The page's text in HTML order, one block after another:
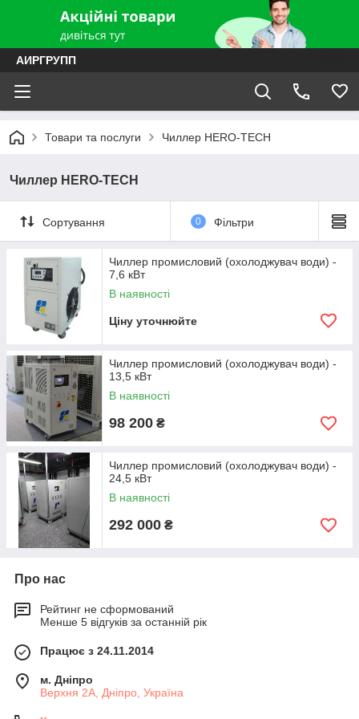
АИРГРУПП
Товари та послуги Чиллер HERO-TECH
Чиллер HERO-TECH
Сортування 0 Фільтри
Чиллер промисловий (охолоджувач води) -
7,6 кВт
В наявності
Ціну уточнюйте
Чиллер промисловий (охолоджувач води) -
13,5 кВт
В наявності
98 200 ₴
Чиллер промисловий (охолоджувач води) -
24,5 кВт
В наявності
292 000 ₴
Про нас
Рейтинг не сформований
Менше 5 відгуків за останній рік
Працює з 24.11.2014
м. Дніпро
Верхня 2А, Дніпро, Україна